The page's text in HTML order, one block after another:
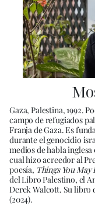
Gaza, Palestina, 1992.
campo de refugiados
Franja de Gaza. Es
durante el genocidio
medios de habla
cual hizo acreedor al
poesía, Things You
del Libro Palestino, el
Derek Walcott. Su libro
(2024).